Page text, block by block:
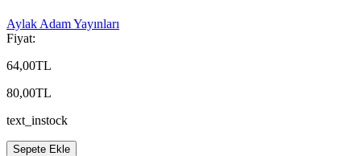
Aylak Adam Yayınları
Fiyat:
64,00TL
80,00TL
text_instock
Sepete Ekle